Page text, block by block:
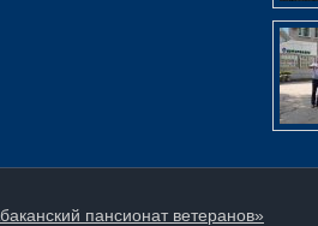
пансионат ветеранов»